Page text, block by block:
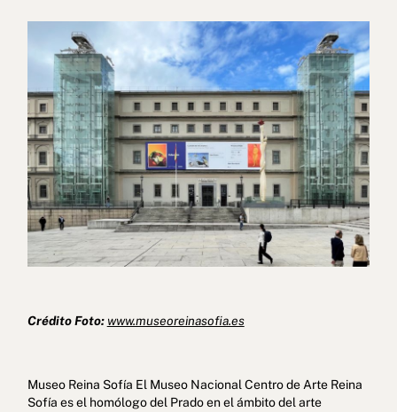
Crédito Foto: www.museoreinasofia.es
Museo Reina Sofía El Museo Nacional Centro de Arte Reina
Sofía es el homólogo del Prado en el ámbito del arte